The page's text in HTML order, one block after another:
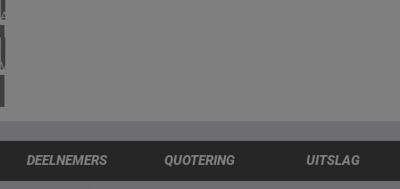
ARGENTINIË
1 meeting(s)
VERENIGDE STATEN
4 meeting(s)
DEELNEMERS QUOTERING UITSLAG